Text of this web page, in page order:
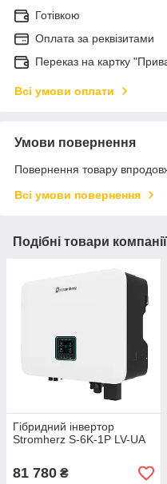
Готівкою
Оплата за реквізитами
Переказ на картку
Всі умови оплати
Умови повернення
Повернення товару
Всі умови повернення
Подібні товари компанії
Гібридний інвертор
Stromherz S-6K-1P LV-UA
81 780 ₴